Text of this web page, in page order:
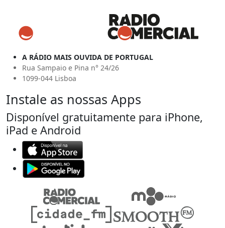
A RÁDIO MAIS OUVIDA DE PORTUGAL
Rua Sampaio e Pina n° 24/26
1099-044 Lisboa
Instale as nossas Apps
Disponível gratuitamente para iPhone,
iPad e Android